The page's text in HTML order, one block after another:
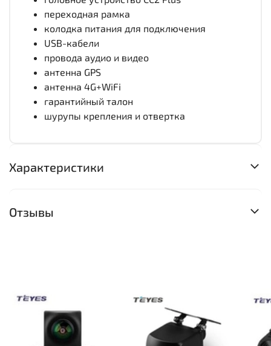
переходная рамка
колодка питания для подключения
USB-кабели
провода аудио и видео
антенна GPS
антенна 4G+WiFi
гарантийный талон
шурупы крепления и отвертка
Характеристики
Отзывы